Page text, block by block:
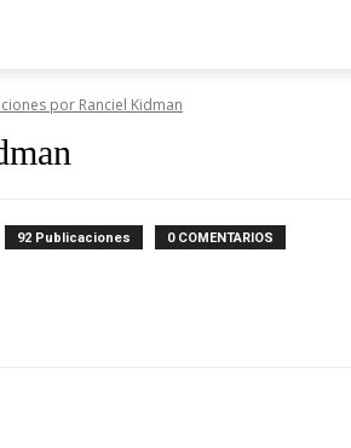
por Ranciel Kidman
92 Publicaciones 0 COMENTARIOS